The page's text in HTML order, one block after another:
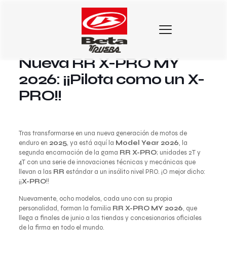
23 de mayo de 2025
Nueva RR X-PRO MY
2026: ¡¡Pilota como un X-
PRO!!
Tras transformarse en una nueva generación de motos de
enduro en 2025, ya está aquí la Model Year 2026, la
segunda encarnación de la gama RR X-PRO; unidades 2T y
4T con una serie de innovaciones técnicas y mecánicas que
llevan a las RR estándar a un insólito nivel PRO. ¡O mejor dicho:
¡¡X-PRO!!
Nuevamente, ocho modelos, cada uno con su propia
personalidad, forman la familia RR X-PRO MY 2026, que
llega a finales de junio a las tiendas y concesionarios oficiales
de la firma en todo el mundo.